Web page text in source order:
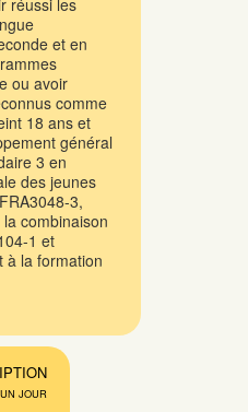
réussi les
et en
ou avoir
comme
18 ans et
général
3 en
des jeunes
3,
combinaison
1 et
à la formation
JOUR